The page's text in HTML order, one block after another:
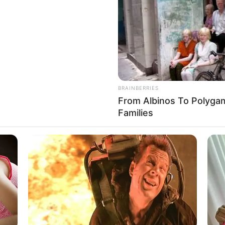
und Unterkünfte gibt es unterwww.tourist-online.de
sich die Präsidenten und Generäle mit Knüppeln
Impressum & Kontakt
Auf Quermania werben
BRAINBERRIES
From Albinos To
Families
BRAINBERRIES
10 Tallest Women You